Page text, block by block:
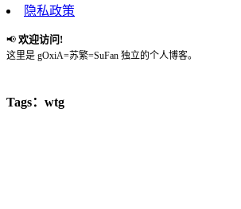
隐私政策
📢 欢迎访问!
这里是 gOxiA=苏繁=SuFan 独立的个人博客。
Tags：wtg